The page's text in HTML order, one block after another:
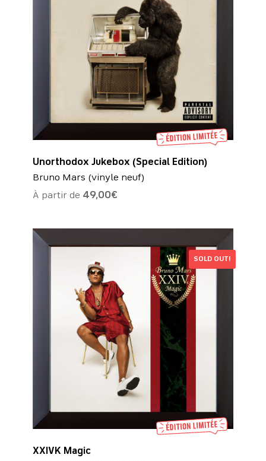
Unorthodox Jukebox (Special Edition)
Bruno Mars (vinyle neuf)
À partir de 49,00€
SOLD OUT!
XXIVK Magic